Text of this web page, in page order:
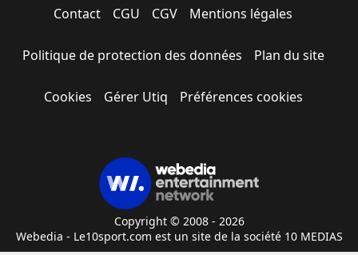
Contact CGU CGV Mentions légales
Politique de protection des données Plan du site
Cookies Gérer Utiq Préférences cookies
Copyright © 2008 - 2026
Webedia - Le10sport.com est un site de la société 10 MEDIAS